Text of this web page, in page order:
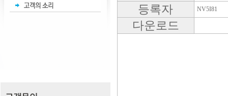
등록자 NV5I81
다운로드